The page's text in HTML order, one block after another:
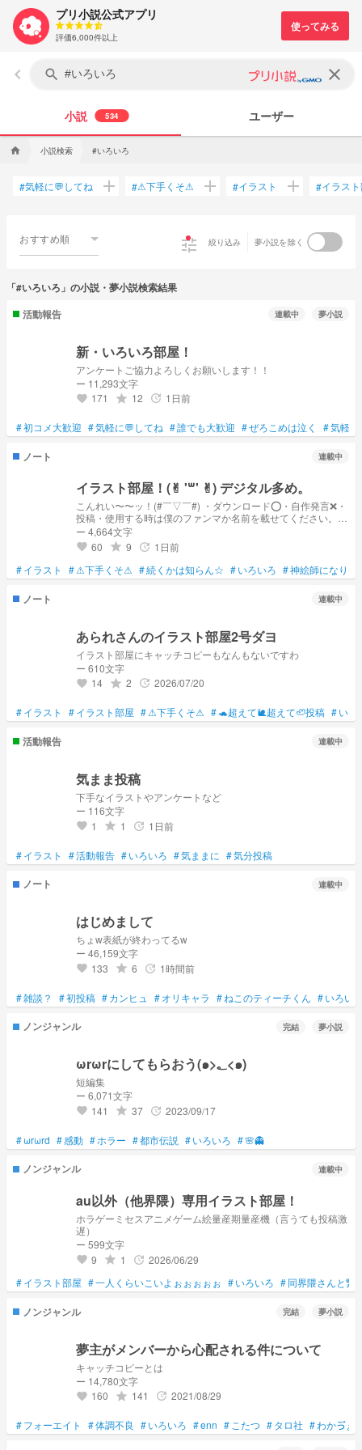
プリ小説公式アプリ
評価6,000件以上
keyboard_arrow_left search clear
小説 534 ユーザー
home 小説検索 #いろいろ
#気軽に💬してね add #⚠下手くそ⚠ add #イラスト add #イラス
おすすめ順 tune 絞り込み 夢小説を除く
「#いろいろ」の小説・夢小説検索結果
活動報告
連載中 夢小説
新・いろいろ部屋！
アンケートご協力よろしくお願いします！！
ー 11,293文字
favorite 171 grade 12 update 1日前
#初コメ大歓迎 #気軽に💬してね #誰でも大歓迎 #ぜろこめは泣く #気軽
ノート 連載中
ᩚᩚイラスト部屋！(✌︎ '‪꒳' ✌︎) デジタル多め。
こんれい〜〜ッ！(#￣▽￣#) ・ダウンロード️⭕️・自作発言❌・
投稿・使用する時は僕のファンマか名前を載せてください。
文章も絵も、下手くそすぎなんで注意⚠ リクエストもなるべく
答えます！
ー 4,664文字
favorite 60 grade 9 update 1日前
#イラスト #⚠下手くそ⚠ #続くかは知らん☆ #いろいろ #神絵師になりた
ノート 連載中
あられさんのイラスト部屋2号ダヨ
イラスト部屋にキャッチコピーもなんもないですわ
ー 610文字
favorite 14 grade 2 update 2026/07/20
#イラスト #イラスト部屋 #⚠下手くそ⚠ #🐢超えて🐌超えて🦥投稿 #いろ
活動報告 連載中
気まま投稿
下手なイラストやアンケートなど
ー 116文字
favorite 1 grade 1 update 1日前
#イラスト #活動報告 #いろいろ #気ままに #気分投稿
ノート 連載中
はじめまして
ちょw表紙が終わってるw
ー 46,159文字
favorite 133 grade 6 update 1時間前
#雑談？ #初投稿 #カンヒュ #オリキャラ #ねこのティーチくん #いろい
ノンジャンル 完結 夢小説
ωrωrにしてもらおう(๑>؂<๑)
短編集
ー 6,071文字
favorite 141 grade 37 update 2023/09/17
#ωrωrd #感動 #ホラー #都市伝説 #いろいろ #🌸👻
ノンジャンル 連載中
au以外（他界隈）専用イラスト部屋！
ホラゲーミセスアニメゲーム絵量産期量産機（言うても投稿激
遅）
ー 599文字
favorite 9 grade 1 update 2026/06/29
#イラスト部屋 #一人くらいこいよぉぉぉぉぉ #いろいろ #同界隈さんと繋
ノンジャンル 完結 夢小説
夢主がメンバーから心配される件について
キャッチコピーとは
ー 14,780文字
favorite 160 grade 141 update 2021/08/29
#フォーエイト #体調不良 #いろいろ #enn # こたつ #タロ社 #わかゔぁ